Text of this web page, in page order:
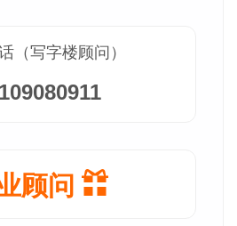
（写字楼顾问）
顾问